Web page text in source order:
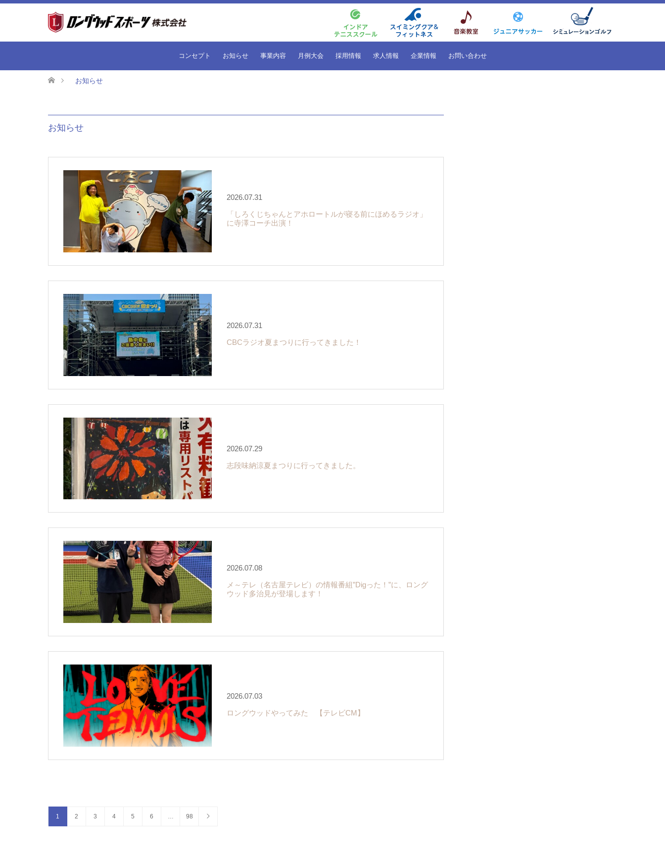
コンセプト お知らせ 事業内容 月例大会 採用情報 求人情報 企業情報 お問い合わせ
お知らせ
お知らせ
2026.07.31
「しろくじちゃんとアホロートルが寝る前にほめるラジオ」
に寺澤コーチ出演！
2026.07.31
CBCラジオ夏まつりに行ってきました！
2026.07.29
志段味納涼夏まつりに行ってきました。
2026.07.08
メ～テレ（名古屋テレビ）の情報番組”Digった！”に、ロング
ウッド多治見が登場します！
2026.07.03
ロングウッドやってみた 【テレビCM】
1 2 3 4 5 6 98